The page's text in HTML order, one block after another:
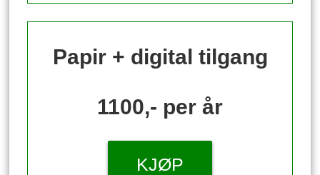
Papir + digital tilgang
1100,- per år
KJØP